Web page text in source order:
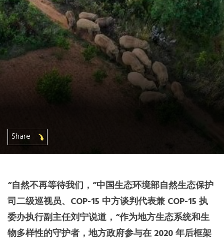
欧洲秘书处
加拿大办公室
美国办公室
墨西哥、中美洲和加勒比海区秘书处
南美洲秘书处
南亚秘书处
东南亚秘书处
Share
“自然不再等待我们，”中国生态环境部自然生态保护
司二级巡视员、COP-15 中方谈判代表兼 COP-15 执
委办执行副主任刘宁说道，“作为地方生态系统和生
物多样性的守护者，地方政府参与在 2020 年后框架